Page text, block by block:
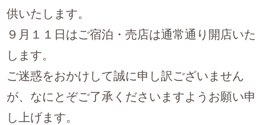
供いたします。
９月１１日はご宿泊・売店は通常通り開店いた
します。
ご迷惑をおかけして誠に申し訳ございません
が、なにとぞご了承くださいますようお願い申
し上げます。